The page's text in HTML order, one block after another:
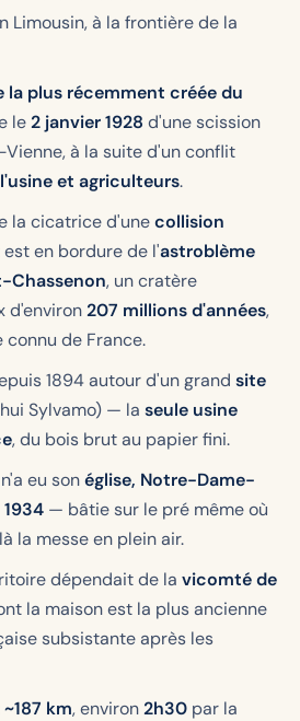
Limousin, à la frontière de la
la plus récemment créée du
le2 janvier 1928 d'une scission
à la suite d'un conflit
et agriculteurs.
la cicatrice d'unecollision
est en bordure de l'astroblème
Chassenon, un cratère
d'environ207 millions d'années,
de France.
1894 autour d'un grand site
Sylvamo) — la seule usine
, du bois brut au papier fini.
eu sonéglise, Notre-Dame-
— bâtie sur le pré même où
la messe en plein air.
dépendait de la vicomté de
la maison est la plus ancienne
subsistante après les
~187 km, environ2h30 par la